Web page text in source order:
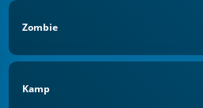
Zombie
Kamp